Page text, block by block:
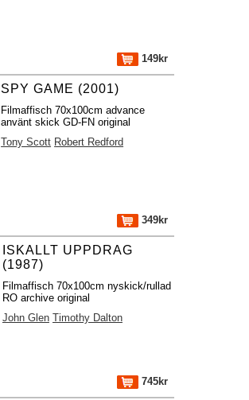
149kr
SPY GAME (2001)
Filmaffisch 70x100cm advance
använt skick GD-FN original
Tony Scott Robert Redford
349kr
ISKALLT UPPDRAG
(1987)
Filmaffisch 70x100cm nyskick/rullad
RO archive original
John Glen Timothy Dalton
745kr